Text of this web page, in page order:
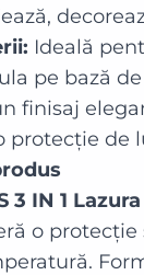
Ideală
pe bază
finisaj
protecție de
3 IN 1
o